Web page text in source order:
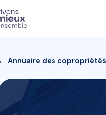
← Annuaire des copropriétés